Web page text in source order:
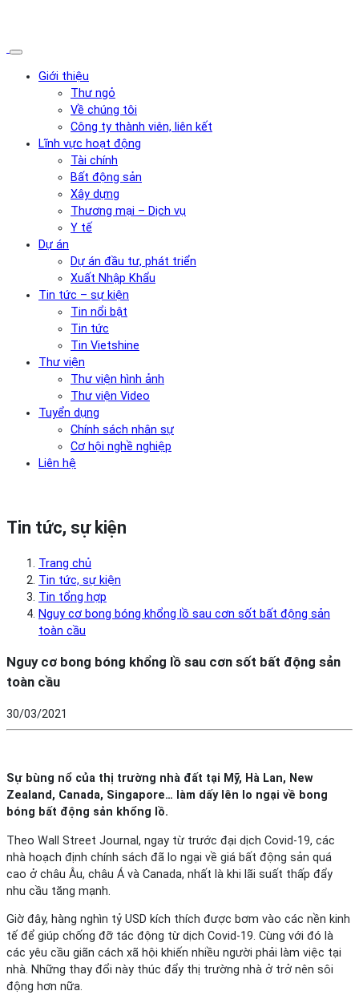
Giới thiệu
Thư ngỏ
Về chúng tôi
Công ty thành viên, liên kết
Lĩnh vực hoạt động
Tài chính
Bất động sản
Xây dựng
Thương mại – Dịch vụ
Y tế
Dự án
Dự án đầu tư, phát triển
Xuất Nhập Khẩu
Tin tức – sự kiện
Tin nổi bật
Tin tức
Tin Vietshine
Thư viện
Thư viện hình ảnh
Thư viện Video
Tuyển dụng
Chính sách nhân sự
Cơ hội nghề nghiệp
Liên hệ
Tin tức, sự kiện
Trang chủ
Tin tức, sự kiện
Tin tổng hợp
Nguy cơ bong bóng khổng lồ sau cơn sốt bất động sản
toàn cầu
Nguy cơ bong bóng khổng lồ sau cơn sốt bất động sản
toàn cầu
30/03/2021
Sự bùng nổ của thị trường nhà đất tại Mỹ, Hà Lan, New
Zealand, Canada, Singapore… làm dấy lên lo ngại về bong
bóng bất động sản khổng lồ.
Theo Wall Street Journal, ngay từ trước đại dịch Covid-19, các
nhà hoạch định chính sách đã lo ngại về giá bất động sản quá
cao ở châu Âu, châu Á và Canada, nhất là khi lãi suất thấp đẩy
nhu cầu tăng mạnh.
Giờ đây, hàng nghìn tỷ USD kích thích được bơm vào các nền kinh
tế để giúp chống đỡ tác động từ dịch Covid-19. Cùng với đó là
các yêu cầu giãn cách xã hội khiến nhiều người phải làm việc tại
nhà. Những thay đổi này thúc đẩy thị trường nhà ở trở nên sôi
động hơn nữa.